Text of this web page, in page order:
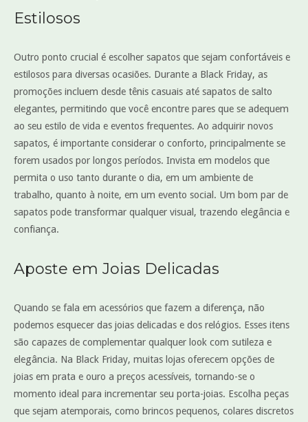
Estilosos
Outro ponto crucial é escolher sapatos que sejam confortáveis e
estilosos para diversas ocasiões. Durante a Black Friday, as
promoções incluem desde tênis casuais até sapatos de salto
elegantes, permitindo que você encontre pares que se adequem
ao seu estilo de vida e eventos frequentes. Ao adquirir novos
sapatos, é importante considerar o conforto, principalmente se
forem usados por longos períodos. Invista em modelos que
permita o uso tanto durante o dia, em um ambiente de
trabalho, quanto à noite, em um evento social. Um bom par de
sapatos pode transformar qualquer visual, trazendo elegância e
confiança.
Aposte em Joias Delicadas
Quando se fala em acessórios que fazem a diferença, não
podemos esquecer das joias delicadas e dos relógios. Esses itens
são capazes de complementar qualquer look com sutileza e
elegância. Na Black Friday, muitas lojas oferecem opções de
joias em prata e ouro a preços acessíveis, tornando-se o
momento ideal para incrementar seu porta-joias. Escolha peças
que sejam atemporais, como brincos pequenos, colares discretos